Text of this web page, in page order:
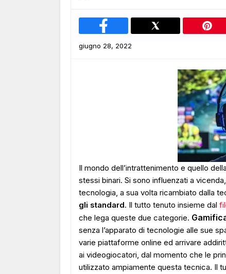
giugno 28, 2022
Il mondo dell’intrattenimento e quello
stessi binari. Si sono influenzati a
tecnologia, a sua volta ricambiato dalla
gli standard. Il tutto tenuto insieme dal
che lega queste due categorie.
senza l’apparato di tecnologie alle sue
varie piattaforme online ed arrivare
ai videogiocatori, dal momento che le
utilizzato ampiamente questa tecnica. Il